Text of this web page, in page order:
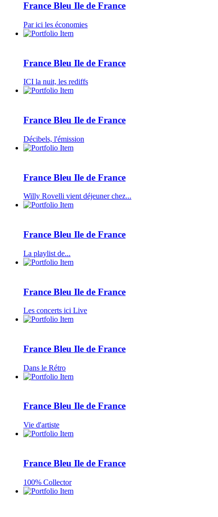
France Bleu Ile de France
Par ici les économies
France Bleu Ile de France
ICI la nuit, les rediffs
France Bleu Ile de France
Décibels, l'émission
France Bleu Ile de France
Willy Rovelli vient déjeuner chez...
France Bleu Ile de France
La playlist de...
France Bleu Ile de France
Les concerts ici Live
France Bleu Ile de France
Dans le Rétro
France Bleu Ile de France
Vie d'artiste
France Bleu Ile de France
100% Collector